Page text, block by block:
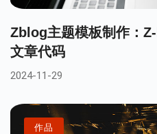
Zblog主题模板制作：
文章代码
2024-11-29
作品